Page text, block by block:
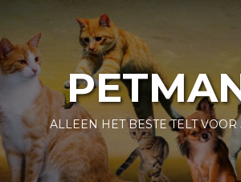
content
ALLEEN HET BESTE TELT